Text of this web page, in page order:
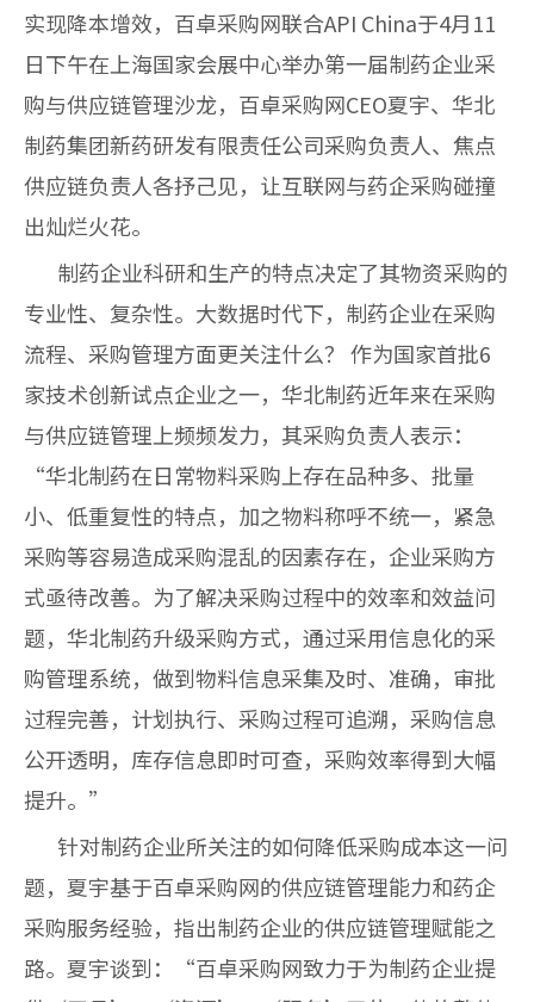
实现降本增效，百卓采购网联合API China于4月11
日下午在上海国家会展中心举办第一届制药企业采
购与供应链管理沙龙，百卓采购网CEO夏宇、华北
制药集团新药研发有限责任公司采购负责人、焦点
供应链负责人各抒己见，让互联网与药企采购碰撞
出灿烂火花。
制药企业科研和生产的特点决定了其物资采购的
专业性、复杂性。大数据时代下，制药企业在采购
流程、采购管理方面更关注什么？ 作为国家首批6
家技术创新试点企业之一，华北制药近年来在采购
与供应链管理上频频发力，其采购负责人表示：
“华北制药在日常物料采购上存在品种多、批量
小、低重复性的特点，加之物料称呼不统一，紧急
采购等容易造成采购混乱的因素存在，企业采购方
式亟待改善。为了解决采购过程中的效率和效益问
题，华北制药升级采购方式，通过采用信息化的采
购管理系统，做到物料信息采集及时、准确，审批
过程完善，计划执行、采购过程可追溯，采购信息
公开透明，库存信息即时可查，采购效率得到大幅
提升。”
针对制药企业所关注的如何降低采购成本这一问
题，夏宇基于百卓采购网的供应链管理能力和药企
采购服务经验，指出制药企业的供应链管理赋能之
路。夏宇谈到：“百卓采购网致力于为制药企业提